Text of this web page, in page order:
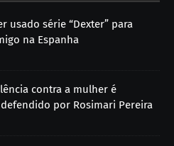
usado série “Dexter” para
na Espanha
contra a mulher é
por Rosimari Pereira